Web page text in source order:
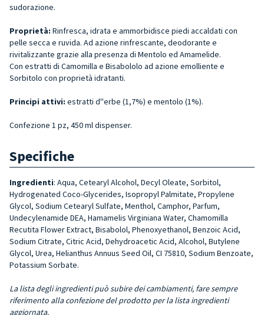
sudorazione.
Proprietà: Rinfresca, idrata e ammorbidisce piedi accaldati con
pelle secca e ruvida. Ad azione rinfrescante, deodorante e
rivitalizzante grazie alla presenza di Mentolo ed Amamelide.
Con estratti di Camomilla e Bisabololo ad azione emolliente e
Sorbitolo con proprietà idratanti.
Principi attivi: estratti d''erbe (1,7%) e mentolo (1%).
Confezione 1 pz, 450 ml dispenser.
Specifiche
Ingredienti: Aqua, Cetearyl Alcohol, Decyl Oleate, Sorbitol,
Hydrogenated Coco-Glycerides, Isopropyl Palmitate, Propylene
Glycol, Sodium Cetearyl Sulfate, Menthol, Camphor, Parfum,
Undecylenamide DEA, Hamamelis Virginiana Water, Chamomilla
Recutita Flower Extract, Bisabolol, Phenoxyethanol, Benzoic Acid,
Sodium Citrate, Citric Acid, Dehydroacetic Acid, Alcohol, Butylene
Glycol, Urea, Helianthus Annuus Seed Oil, CI 75810, Sodium Benzoate,
Potassium Sorbate.
La lista degli ingredienti può subire dei cambiamenti, fare sempre
riferimento alla confezione del prodotto per la lista ingredienti
aggiornata.